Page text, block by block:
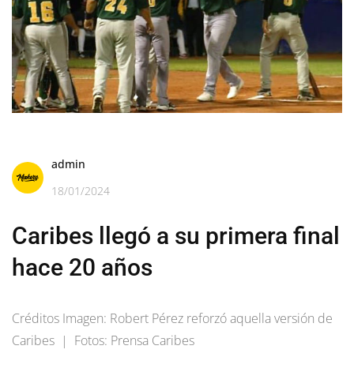
admin
18/01/2024
Caribes llegó a su primera final
hace 20 años
Créditos Imagen: Robert Pérez reforzó aquella versión de
Caribes | Fotos: Prensa Caribes